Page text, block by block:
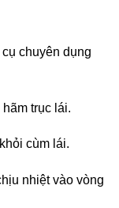
chuyên dụng
trục lái.
cùm lái.
nhiệt vào vòng